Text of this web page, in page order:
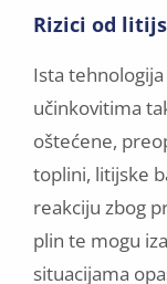
Rizici od
Ista
učinkovitima
oštećene,
toplini, litijske
reakciju zbog
plin te mogu
situacijama